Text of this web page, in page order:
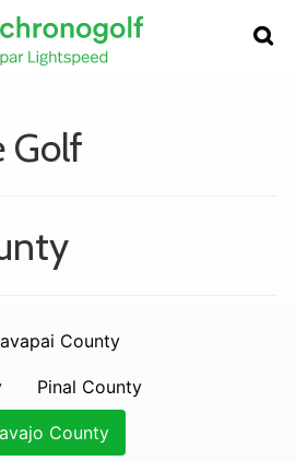
Golf
County
Pinal County
County